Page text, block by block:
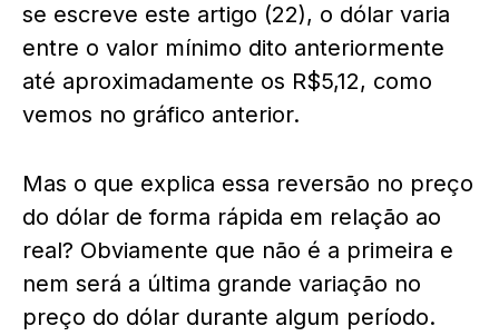
se escreve este artigo (22), o dólar varia
entre o valor mínimo dito anteriormente
até aproximadamente os R$5,12, como
vemos no gráfico anterior.
Mas o que explica essa reversão no preço
do dólar de forma rápida em relação ao
real? Obviamente que não é a primeira e
nem será a última grande variação no
preço do dólar durante algum período.